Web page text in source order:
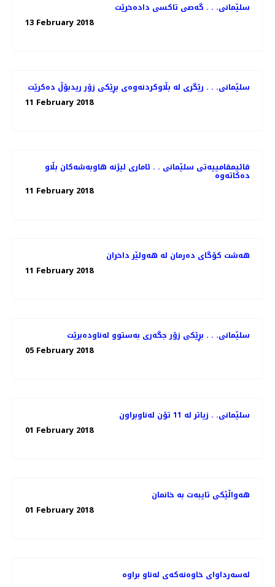
سلێمانی. . . گه‌صی تاكسی داده‌خرێت
13 February 2018
سلێمانی. . . رێگری له‌ بڵاوكردنه‌وه‌ی بڕێكی زۆر ریدبۆڵ ده‌كرێت
11 February 2018
قائیمقامییه‌تی سلێمانی . . ئاماری لیژنه‌ هاوبه‌شه‌كان بڵاو
11 February 2018
هەشت كۆگای دەرمان لە هەولێر داخران
11 February 2018
سلێمانی. . . بڕێكی زۆر جگه‌ری به‌ستوو له‌ناوده‌برێت
05 February 2018
سلێمانی. . زیاتر له‌ 11 تۆن له‌ناوبراون
01 February 2018
هه‌واڵێكی تایبه‌ت به‌ خانمان
01 February 2018